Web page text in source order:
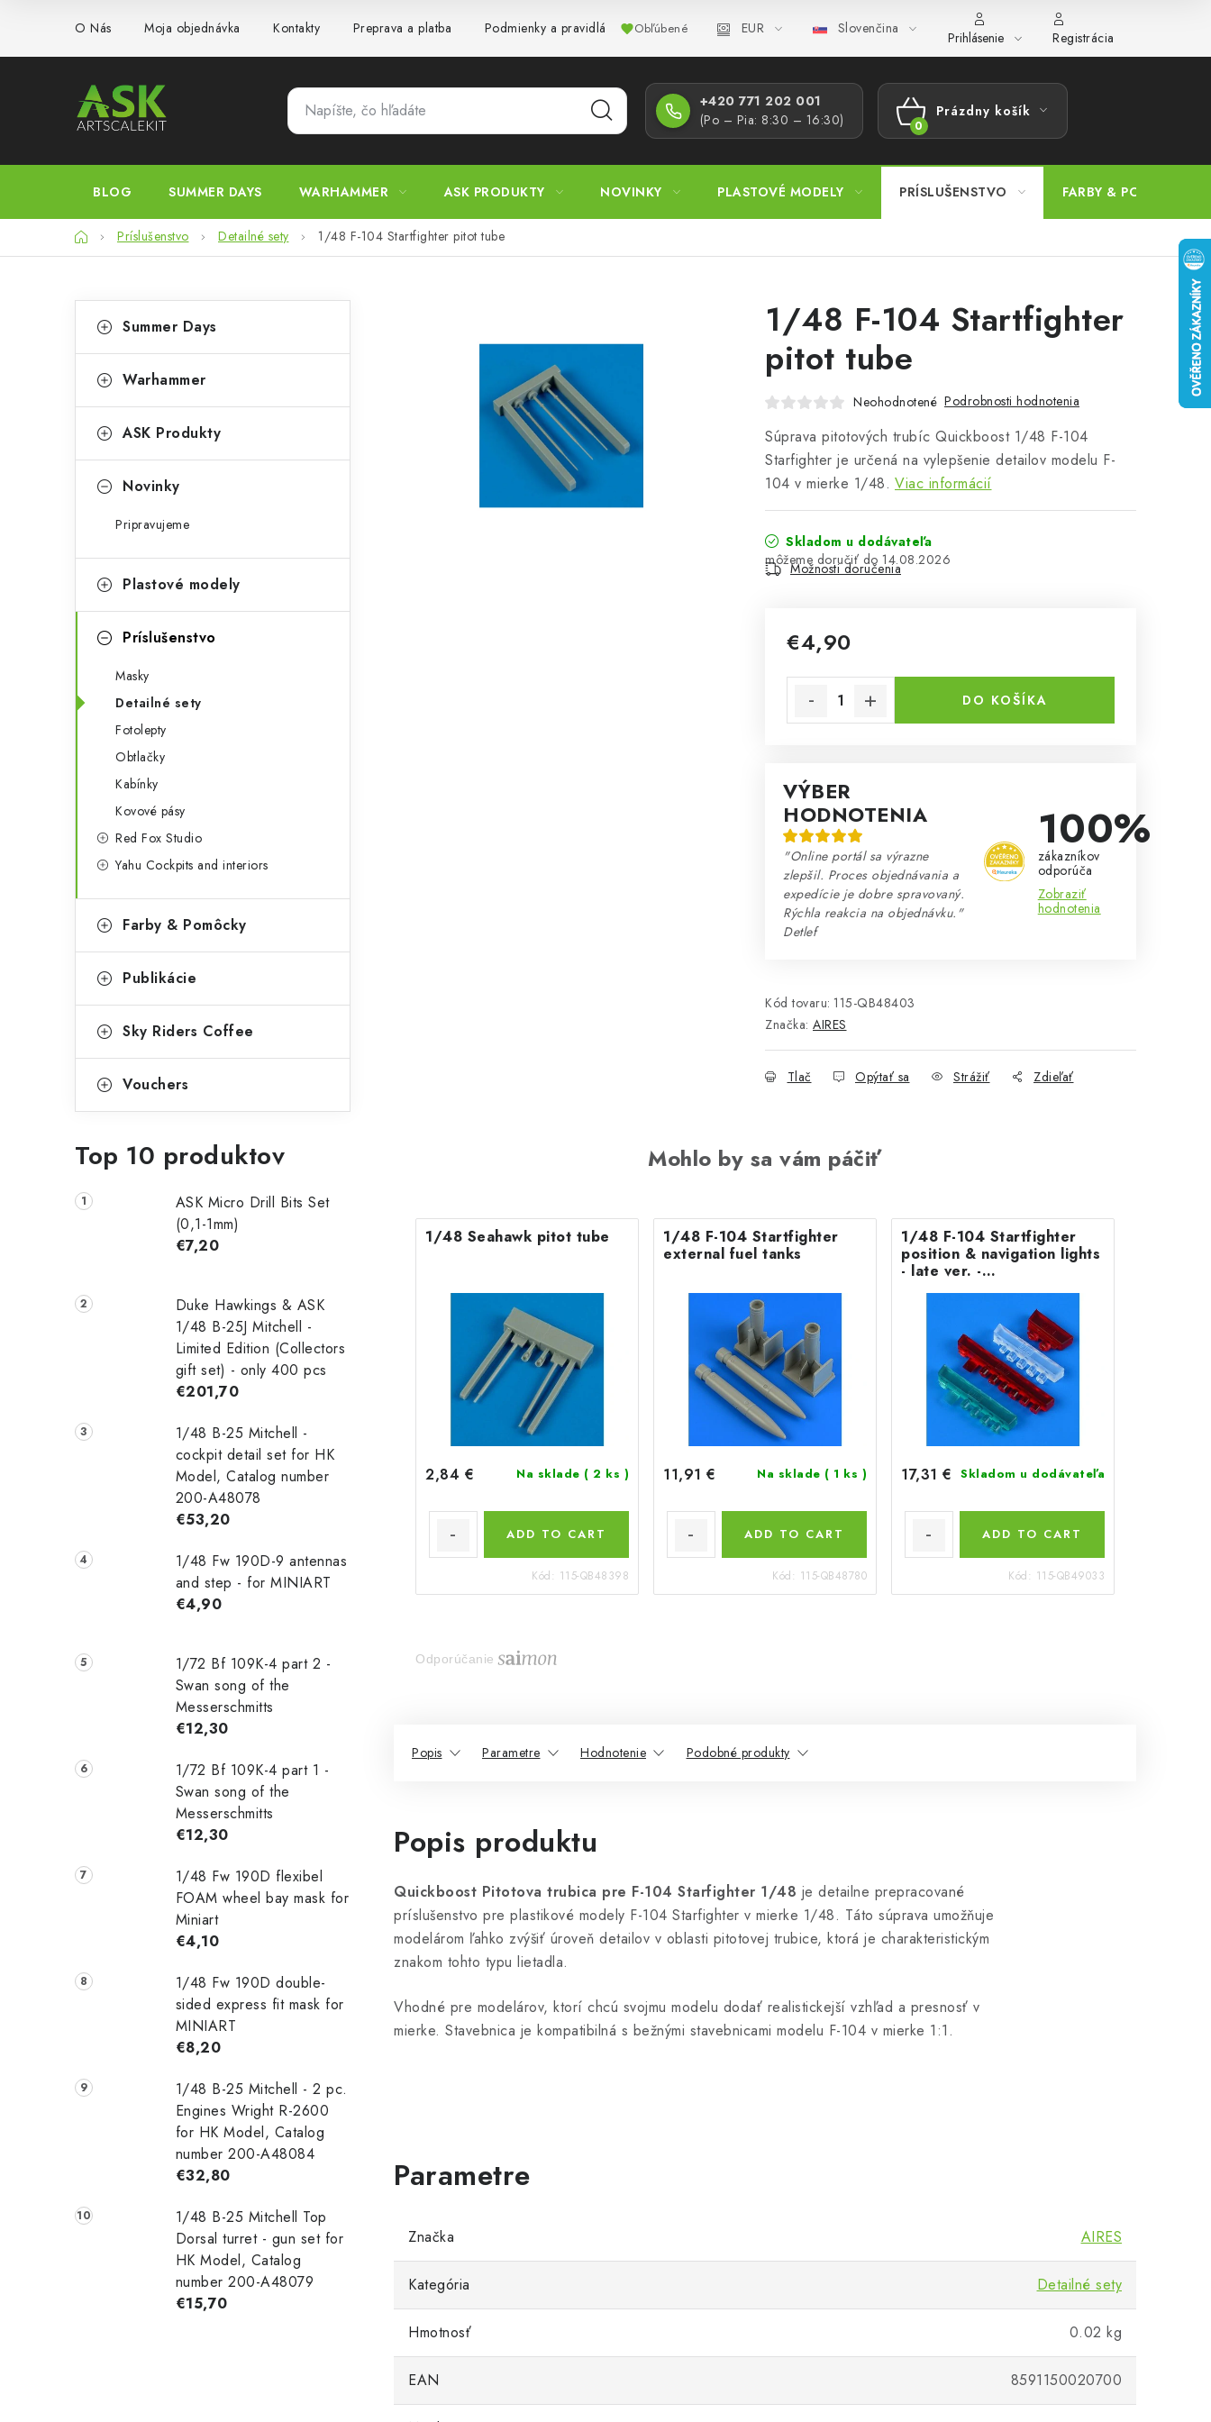
obsah
O Nás Moja objednávka Kontakty Preprava a platba Podmienky a pravidlá Zásady ochrany osobných údajov Postup pri podávaní sťažností Veľkoobchod
Obľúbené EUR Slovenčina
Prihlásenie Registrácia
+420 771 202 001​
(Po – Pia: 8:30 – 16:30)
NÁKUPNÝ
Prázdny košík
BLOG SUMMER DAYS WARHAMMER ASK PRODUKTY NOVINKY PLASTOVÉ MODELY PRÍSLUŠENSTVO FARBY & POMÔCKY
DomovPríslušenstvo Detailné sety 1/48 F-104 Startfighter pitot tube
o
n
ý
n
l
kategórie
a
e
ó
e
Summer Days
Warhammer
ASK Produkty
Novinky
Pripravujeme
Plastové modely
Príslušenstvo
Masky
Detailné sety
Fotolepty
Obtlačky
Kabínky
Kovové pásy
Red Fox Studio
Yahu Cockpits and interiors
Farby & Pomôcky
Publikácie
Sky Riders Coffee
Vouchers
Top 10 produktov
ASK Micro Drill Bits Set
(0,1-1mm)
€7,20
Duke Hawkings & ASK
1/48 B-25J Mitchell -
Limited Edition (Collectors
gift set) - only 400 pcs
€201,70
1/48 B-25 Mitchell -
cockpit detail set for HK
Model, Catalog number
200-A48078
€53,20
1/48 Fw 190D-9 antennas
and step - for MINIART
€4,90
1/72 Bf 109K-4 part 2 -
Swan song of the
Messerschmitts
€12,30
1/72 Bf 109K-4 part 1 -
Swan song of the
Messerschmitts
€12,30
1/48 Fw 190D flexibel
FOAM wheel bay mask for
Miniart
€4,10
1/48 Fw 190D double-
sided express fit mask for
MINIART
€8,20
1/48 B-25 Mitchell - 2 pc.
Engines Wright R-2600
for HK Model, Catalog
number 200-A48084
€32,80
1/48 B-25 Mitchell Top
Dorsal turret - gun set for
HK Model, Catalog
number 200-A48079
€15,70
1/48 F-104 Startfighter
pitot tube
Neohodnotené Podrobnosti hodnotenia
Súprava pitotových trubíc Quickboost 1/48 F-104
Starfighter je určená na vylepšenie detailov modelu F-
104 v mierke 1/48. Viac informácií
Skladom u dodávateľa
14.08.2026
Možnosti doručenia
€4,90
DO KOŠÍKA
VÝBER
HODNOTENIA
"Online portál sa výrazne
zlepšil. Proces objednávania a
expedície je dobre spravovaný.
Rýchla reakcia na objednávku."
Detlef
100%
zákazníkov
odporúča
Zobraziť
hodnotenia
Kód tovaru: 115-QB48403
Značka: AIRES
Tlač Opýtať sa Strážiť Zdieľať
Mohlo by sa vám páčiť
1/48 Seahawk pitot tube
2,84 € Na sklade ( 2 ks )
ADD TO CART
Kód: 115-QB48398
1/48 F-104 Startfighter
external fuel tanks
11,91 € Na sklade ( 1 ks )
ADD TO CART
Kód: 115-QB48780
1/48 F-104 Startfighter
position & navigation lights
- late ver. -
KINETIC/AMMO
17,31 € Skladom u dodávateľa
ADD TO CART
Kód: 115-QB49033
Odporúčanie
Popis Parametre Hodnotenie Podobné produkty
Popis produktu
Quickboost Pitotova trubica pre F-104 Starfighter 1/48 je detailne prepracované
príslušenstvo pre plastikové modely F-104 Starfighter v mierke 1/48. Táto súprava umožňuje
modelárom ľahko zvýšiť úroveň detailov v oblasti pitotovej trubice, ktorá je charakteristickým
znakom tohto typu lietadla.
Vhodné pre modelárov, ktorí chcú svojmu modelu dodať realistickejší vzhľad a presnosť v
mierke. Stavebnica je kompatibilná s bežnými stavebnicami modelu F-104 v mierke 1:1.
Značka AIRES
Kategória Detailné sety
Hmotnosť 0.02 kg
EAN 8591150020700